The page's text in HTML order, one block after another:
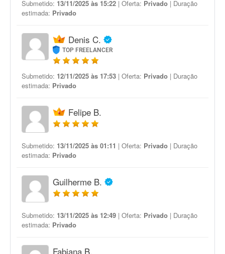
Submetido: 13/11/2025 às 15:22 | Oferta: Privado | Duração
estimada: Privado
Denis C.
TOP FREELANCER
Submetido: 12/11/2025 às 17:53 | Oferta: Privado | Duração
estimada: Privado
Felipe B.
Submetido: 13/11/2025 às 01:11 | Oferta: Privado | Duração
estimada: Privado
Guilherme B.
Submetido: 13/11/2025 às 12:49 | Oferta: Privado | Duração
estimada: Privado
Fabiana B.